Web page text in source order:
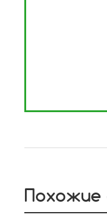
Похожие